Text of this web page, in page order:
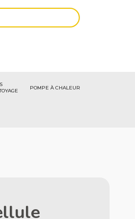
POMPE À CHALEUR